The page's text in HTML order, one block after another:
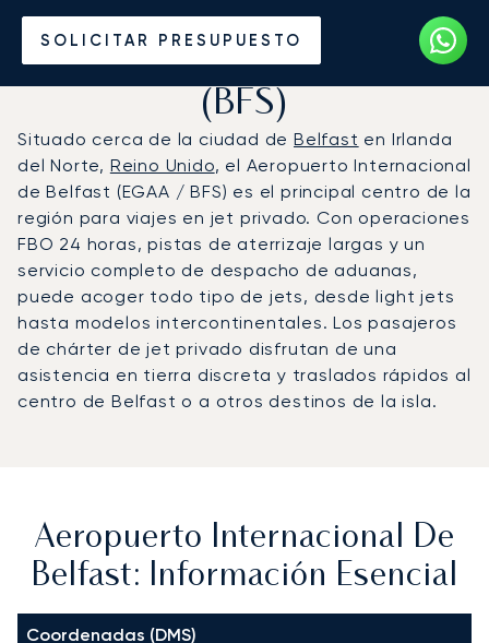
SOLICITAR PRESUPUESTO
Vuele en Jet Privado al
Aeropuerto de Belfast
(BFS)
Situado cerca de la ciudad deBelfast en Irlanda
del Norte, Reino Unido, el Aeropuerto Internacional
de Belfast (EGAA / BFS) es el principal centro de la
región para viajes en jet privado. Con operaciones
FBO 24 horas, pistas de aterrizaje largas y un
servicio completo de despacho de aduanas,
puede acoger todo tipo de jets, desde light jets
hasta modelos intercontinentales. Los pasajeros
de chárter de jet privado disfrutan de una
asistencia en tierra discreta y traslados rápidos al
centro de Belfast o a otros destinos de la isla.
Aeropuerto Internacional De
Belfast: Información Esencial
Coordenadas (DMS)